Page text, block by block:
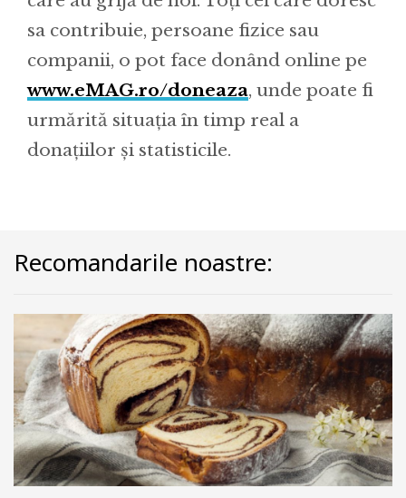
sa contribuie, persoane fizice sau
companii, o pot face donând online pe
www.eMAG.ro/doneaza, unde poate fi
urmărită situația în timp real a
donațiilor și statisticile.
Recomandarile noastre: